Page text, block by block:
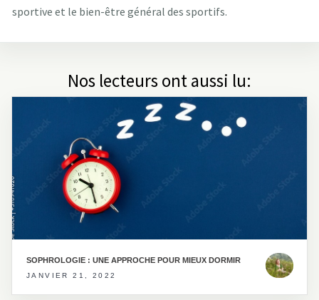
sportive et le bien-être général des sportifs.
Nos lecteurs ont aussi lu:
SOPHROLOGIE : UNE APPROCHE POUR MIEUX DORMIR
JANVIER 21, 2022